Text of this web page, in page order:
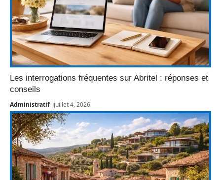
Les interrogations fréquentes sur Abritel : réponses et
conseils
Administratif juillet 4, 2026